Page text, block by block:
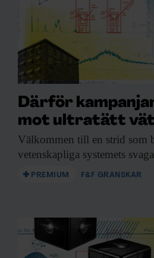
Därför
mot ultratätt
Välkommen till en strid som
vetenskapliga systemets
PREMIUM F&F GRANSKAR